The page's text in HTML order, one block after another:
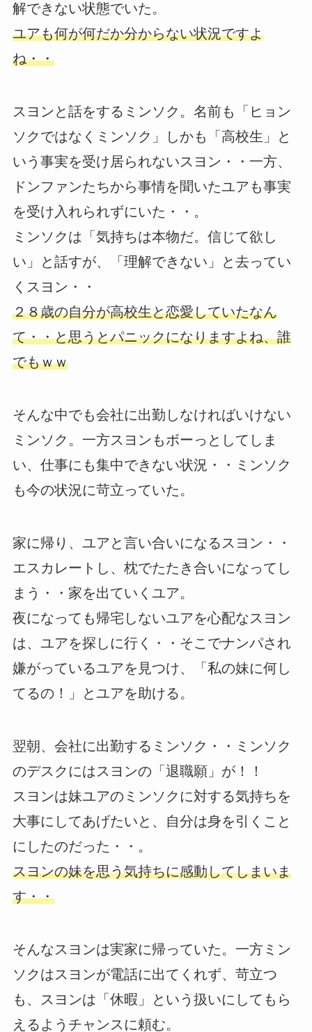
解できない状態でいた。
ユアも何が何だか分からない状況ですよ
ね・・
スヨンと話をするミンソク。名前も「ヒョン
ソクではなくミンソク」しかも「高校生」と
いう事実を受け居られないスヨン・・一方、
ドンファンたちから事情を聞いたユアも事実
を受け入れられずにいた・・。
ミンソクは「気持ちは本物だ。信じて欲し
い」と話すが、「理解できない」と去ってい
くスヨン・・
２８歳の自分が高校生と恋愛していたなん
て・・と思うとパニックになりますよね、誰
でもｗｗ
そんな中でも会社に出勤しなければいけない
ミンソク。一方スヨンもボーっとしてしま
い、仕事にも集中できない状況・・ミンソク
も今の状況に苛立っていた。
家に帰り、ユアと言い合いになるスヨン・・
エスカレートし、枕でたたき合いになってし
まう・・家を出ていくユア。
夜になっても帰宅しないユアを心配なスヨン
は、ユアを探しに行く・・そこでナンパされ
嫌がっているユアを見つけ、「私の妹に何し
てるの！」とユアを助ける。
翌朝、会社に出勤するミンソク・・ミンソク
のデスクにはスヨンの「退職願」が！！
スヨンは妹ユアのミンソクに対する気持ちを
大事にしてあげたいと、自分は身を引くこと
にしたのだった・・。
スヨンの妹を思う気持ちに感動してしまいま
す・・
そんなスヨンは実家に帰っていた。一方ミン
ソクはスヨンが電話に出てくれず、苛立つ
も、スヨンは「休暇」という扱いにしてもら
えるようチャンスに頼む。